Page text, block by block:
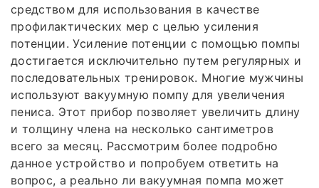
средством для использования в качестве
профилактических мер с целью усиления
потенции. Усиление потенции с помощью помпы
достигается исключительно путем регулярных и
последовательных тренировок. Многие мужчины
используют вакуумную помпу для увеличения
пениса. Этот прибор позволяет увеличить длину
и толщину члена на несколько сантиметров
всего за месяц. Рассмотрим более подробно
данное устройство и попробуем ответить на
вопрос, а реально ли вакуумная помпа может